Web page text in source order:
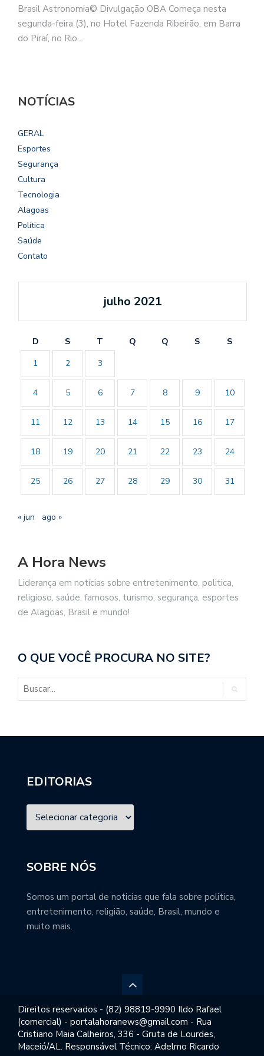
Brasil Astronomia© Divulgação OBA Começa nesta
segunda-feira (3), no Hotel Fazenda Ribeirão, em Barra
do Piraí, no Rio…
NOTÍCIAS
GERAL
Esportes
Segurança
Cultura
Tecnologia
Alagoas
Política
Saúde
Contato
julho 2021
D S T Q Q S
S
1
2 3
4 5 6 7 8 9 10
11 12 13 14 15 16 17
18 19 20 21 22 23 24
25 26 27 28 29 30 31
« jun ago »
A Hora News
Liderança em notícias sobre entretenimento, politica,
religioso, saúde, famosos, turismo, segurança, esportes
de Alagoas, Brasil e mundo!
O QUE VOCÊ PROCURA NO SITE?
EDITORIAS
SOBRE NÓS
Somos um portal de noticias que fala sobre politica,
entretenimento, religião, saúde, Brasil, mundo e
muito mais.
Direitos reservados - (82) 98819-9990 Ildo Rafael
(comercial) - portalahoranews@gmail.com - Rua
Cristiano Maia Calheiros, 336 - Gruta de Lourdes,
Maceió/AL. Responsável Técnico: Adelmo Ricardo